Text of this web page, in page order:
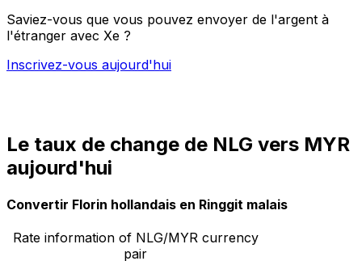
Saviez-vous que vous pouvez envoyer de l'argent à
l'étranger avec Xe ?
Inscrivez-vous aujourd'hui
Le taux de change de NLG vers MYR
aujourd'hui
Convertir Florin hollandais en Ringgit malais
Rate information of NLG/MYR currency
pair